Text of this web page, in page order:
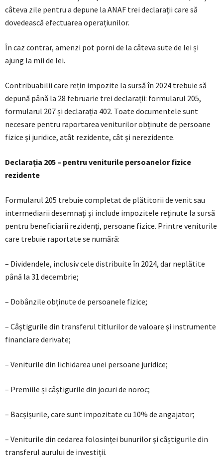
câteva zile pentru a depune la ANAF trei declarații care să
dovedească efectuarea operațiunilor.
În caz contrar, amenzi pot porni de la câteva sute de lei și
ajung la mii de lei.
Contribuabilii care rețin impozite la sursă în 2024 trebuie să
depună până la 28 februarie trei declarații: formularul 205,
formularul 207 și declarația 402. Toate documentele sunt
necesare pentru raportarea veniturilor obținute de persoane
fizice și juridice, atât rezidente, cât și nerezidente.
Declarația 205 – pentru veniturile persoanelor fizice
rezidente
Formularul 205 trebuie completat de plătitorii de venit sau
intermediarii desemnați și include impozitele reținute la sursă
pentru beneficiarii rezidenți, persoane fizice. Printre veniturile
care trebuie raportate se numără:
– Dividendele, inclusiv cele distribuite în 2024, dar neplătite
până la 31 decembrie;
– Dobânzile obținute de persoanele fizice;
– Câștigurile din transferul titlurilor de valoare și instrumente
financiare derivate;
– Veniturile din lichidarea unei persoane juridice;
– Premiile și câștigurile din jocuri de noroc;
– Bacșișurile, care sunt impozitate cu 10% de angajator;
– Veniturile din cedarea folosinței bunurilor și câștigurile din
transferul aurului de investiții.